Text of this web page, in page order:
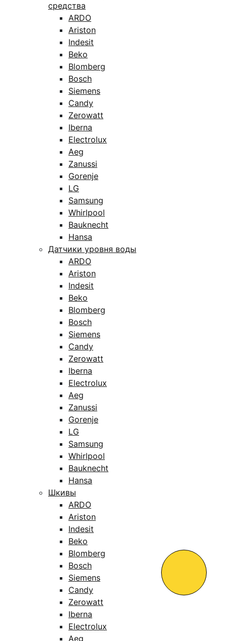
средства
ARDO
Ariston
Indesit
Beko
Blomberg
Bosch
Siemens
Candy
Zerowatt
Iberna
Electrolux
Aeg
Zanussi
Gorenje
LG
Samsung
Whirlpool
Bauknecht
Hansa
Датчики уровня воды
ARDO
Ariston
Indesit
Beko
Blomberg
Bosch
Siemens
Candy
Zerowatt
Iberna
Electrolux
Aeg
Zanussi
Gorenje
LG
Samsung
Whirlpool
Bauknecht
Hansa
Шкивы
ARDO
Ariston
Indesit
Beko
Blomberg
Bosch
Siemens
Candy
Zerowatt
Iberna
Electrolux
Aeg